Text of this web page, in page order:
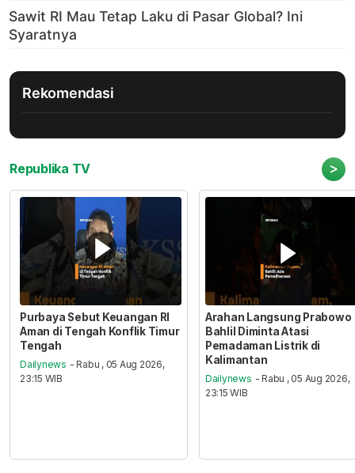
Rekomendasi
Republika TV >
Purbaya Sebut Keuangan RI
Aman di Tengah Konflik Timur
Tengah
Dailynews - Rabu , 05 Aug 2026,
23:15 WIB
Arahan Langsung Prabowo
Bahlil Diminta Atasi
Pemadaman Listrik di
Kalimantan
Dailynews - Rabu , 05 Aug 2026,
23:15 WIB